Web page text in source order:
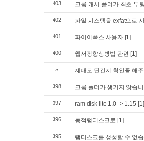
403 크롬 캐시 폴더가 최초 부
402 파일 시스템을 exfat으로
401 파이어폭스 사용자 [1]
400 웹서핑향상방법 관련 [1]
» 제대로 된건지 확인좀 해
398 크롬 폴더가 생기지 않습
397 ram disk lite 1.0 -> 1.15 [1]
396 동적램디스크로 [1]
395 램디스크를 생성할 수 없